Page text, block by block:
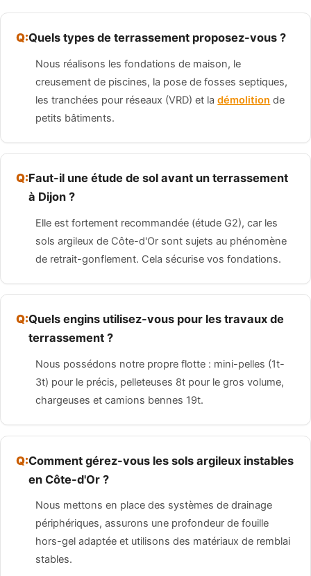
Quels types de terrassement proposez-vous ?
Nous réalisons les fondations de maison, le
creusement de piscines, la pose de fosses septiques,
les tranchées pour réseaux (VRD) et ladémolition de
petits bâtiments.
Faut-il une étude de sol avant un terrassement
à Dijon ?
Elle est fortement recommandée (étude G2), car les
sols argileux de Côte-d'Or sont sujets au phénomène
de retrait-gonflement. Cela sécurise vos fondations.
Quels engins utilisez-vous pour les travaux de
terrassement ?
Nous possédons notre propre flotte : mini-pelles (1t-
3t) pour le précis, pelleteuses 8t pour le gros volume,
chargeuses et camions bennes 19t.
Comment gérez-vous les sols argileux instables
en Côte-d'Or ?
Nous mettons en place des systèmes de drainage
périphériques, assurons une profondeur de fouille
hors-gel adaptée et utilisons des matériaux de remblai
stables.